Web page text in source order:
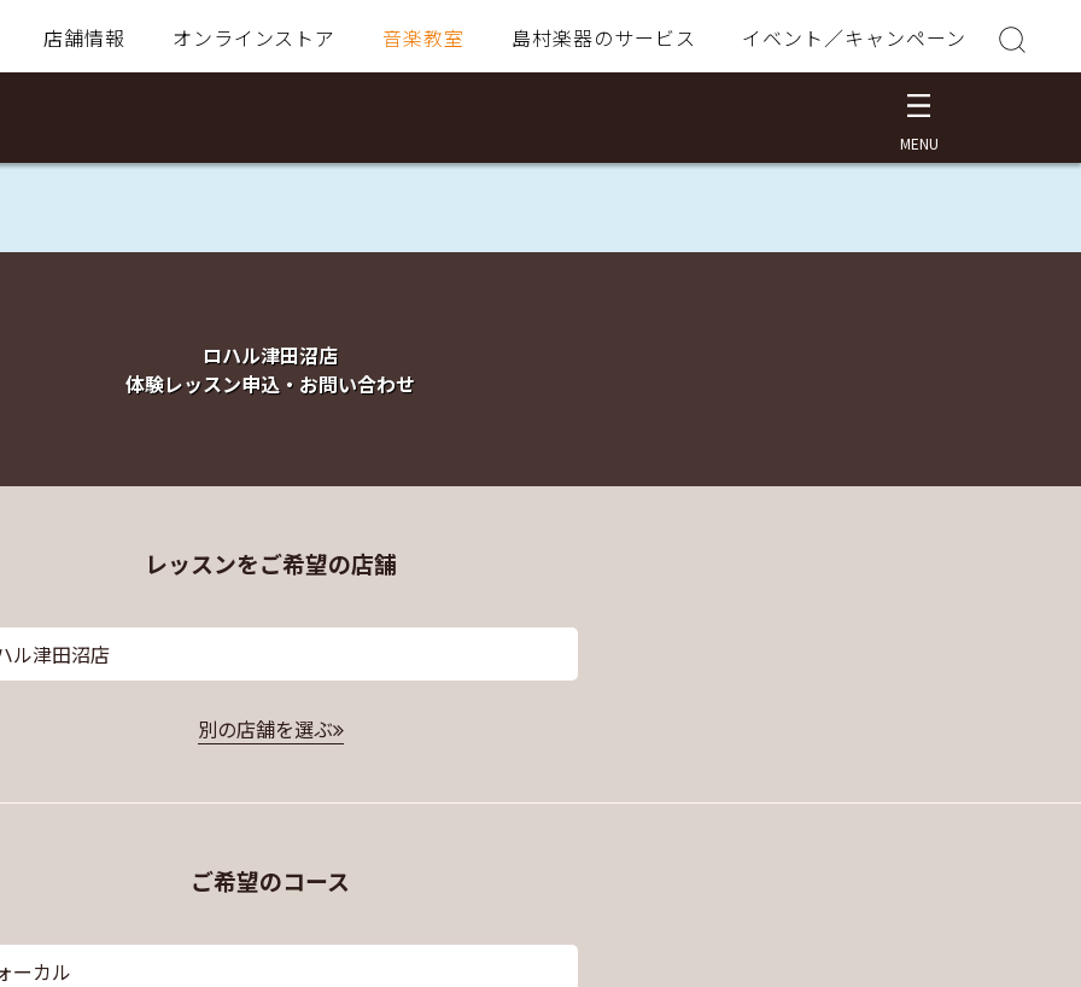
店舗情報 オンラインストア 音楽教室 島村楽器のサービス イベント／キャンペーン
ロハル津田沼店
体験レッスン申込・お問い合わせ
レッスンをご希望の店舗
ル津田沼店
別の店舗を選ぶ
ご希望のコース
ーカル